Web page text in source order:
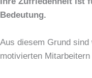
Bedeutung.
Aus diesem Grund
motivierten